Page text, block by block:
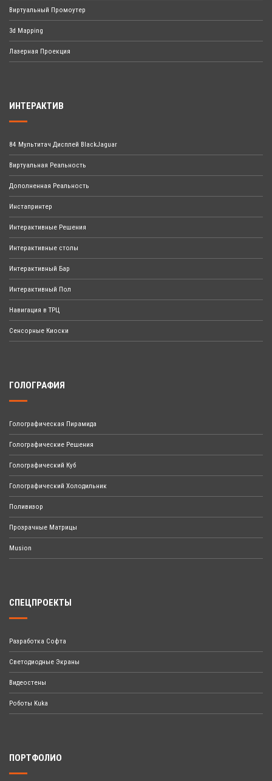
Виртуальный Промоутер
3d Mapping
Лазерная Проекция
ИНТЕРАКТИВ
84 Мультитач Дисплей BlackJaguar
Виртуальная Реальность
Дополненная Реальность
Инстапринтер
Интерактивные Решения
Интерактивные столы
Интерактивный Бар
Интерактивный Пол
Навигация в ТРЦ
Сенсорные Киоски
ГОЛОГРАФИЯ
Голографическая Пирамида
Голографические Решения
Голографический Куб
Голографический Холодильник
Поливизор
Прозрачные Матрицы
Musion
СПЕЦПРОЕКТЫ
Разработка Софта
Светодиодные Экраны
Видеостены
Роботы Kuka
ПОРТФОЛИО